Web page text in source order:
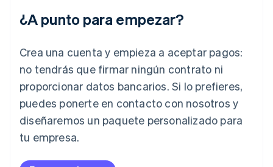
¿A punto para empezar?
Crea una cuenta y empieza a aceptar pagos:
no tendrás que firmar ningún contrato ni
proporcionar datos bancarios. Si lo prefieres,
puedes ponerte en contacto con nosotros y
diseñaremos un paquete personalizado para
tu empresa.
India
English
Italia
ItalianoEnglish
Japón
日本語 English
Letonia
Liechtenstein